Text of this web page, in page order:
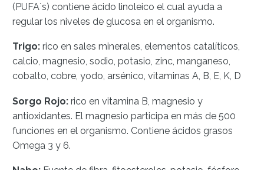
(PUFA´s) contiene ácido linoleico el cual ayuda a
regular los niveles de glucosa en el organismo.
Trigo: rico en sales minerales, elementos catalíticos,
calcio, magnesio, sodio, potasio, zinc, manganeso,
cobalto, cobre, yodo, arsénico, vitaminas A, B, E, K, D
Sorgo Rojo: rico en vitamina B, magnesio y
antioxidantes. El magnesio participa en más de 500
funciones en el organismo. Contiene ácidos grasos
Omega 3 y 6.